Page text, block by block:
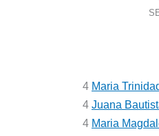
4 Maria
4 Juana
4 Maria